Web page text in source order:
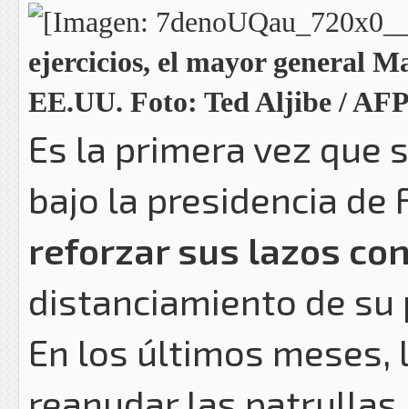
ejercicios, el mayor general
EE.UU. Foto: Ted Aljibe /
Es la primera vez que
bajo la presidencia de
reforzar sus lazos
distanciamiento de su
En los últimos